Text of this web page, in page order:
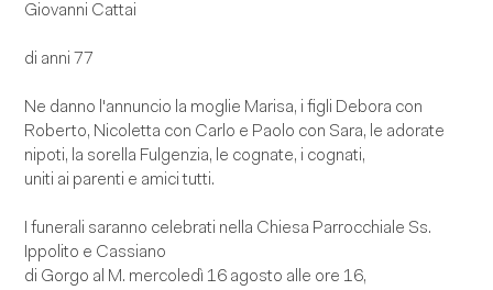
Giovanni Cattai
di anni 77
Ne danno l'annuncio la moglie Marisa, i figli Debora con
Roberto, Nicoletta con Carlo e Paolo con Sara, le adorate
nipoti, la sorella Fulgenzia, le cognate, i cognati,
uniti ai parenti e amici tutti.
I funerali saranno celebrati nella Chiesa Parrocchiale Ss.
Ippolito e Cassiano
di Gorgo al M. mercoledì 16 agosto alle ore 16,